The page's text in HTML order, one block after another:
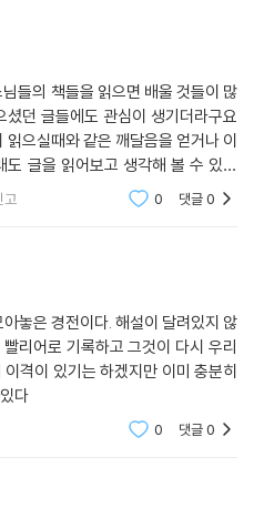
면서
럼
조차
락이 있다.
거든
어내 보자. 이것이 나와 세계의 운
가는 지름길이리라. 그래서 부처님
선물이고, 나 자신을 비롯해 사랑
말로 최고의 복덕을 짓는 일이다.
이라고 찬탄하는 이유도 여기에 있
하는데, 무엇을 할까 고민될 때 추천
경전세트, 마음과 마음을 나누는 선
들의 책들을 읽으면 배울 것들이 많
던 글들에도 관심이 생기더라구요
으실때와 같은 깨달음을 얻거나 이
글을 읽어보고 생각해 볼 수 있어
고 0 댓글0
놓은 경전이다. 해설이 달려있지 않
리어로 기록하고 그것이 다시 우리
격이 있기는 하겠지만 이미 충분히
다
0 댓글0